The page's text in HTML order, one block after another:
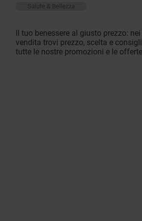
Salute & Bellezza
Il tuo benessere al giusto prezzo:
vendita trovi prezzo, scelta e
tutte le nostre promozioni e le